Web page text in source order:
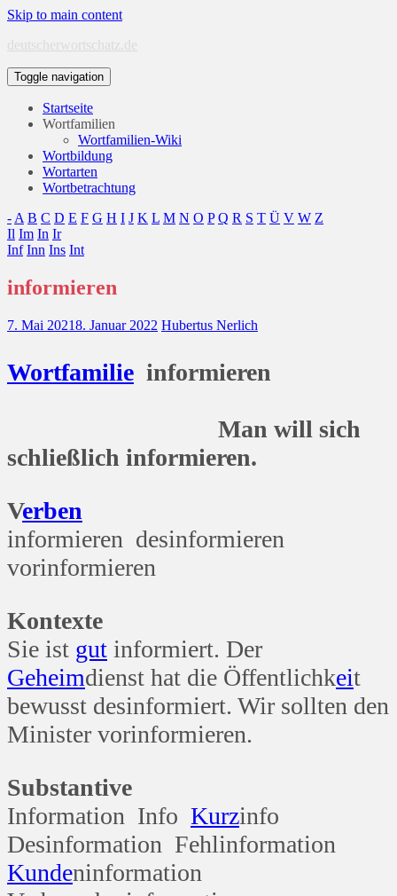
Skip to main content
deutscherwortschatz.de
Toggle navigation
Startseite
Wortfamilien
Wortfamilien-Wiki
Wortbildung
Wortarten
Wortbetrachtung
- A B C D E F G H I J K L M N O P Q R S T Ü V W Z
Il Im In Ir
Inf Inn Ins Int
informieren
7. Mai 20218. Januar 2022 Hubertus Nerlich
Wortfamilie informieren
Man will sich
schließlich informieren.
Verben
informieren desinformieren
vorinformieren
Kontexte
Sie ist gut informiert. Der
Geheimdienst hat die Öffentlichkeit
bewusst desinformiert. Wir sollten den
Minister vorinformieren.
Substantive
Information Info Kurzinfo
Desinformation Fehlinformation
Kundeninformation